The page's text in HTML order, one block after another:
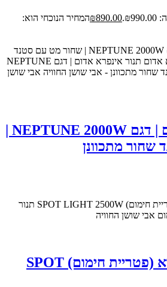
₪890.00
המחיר הנוכחי הוא:
תנור אינפרא אדום | דגם NEPTUNE 2000W |
מתכוונן
תנור חימום אינפרא (פטריית חימום) SPOT